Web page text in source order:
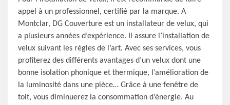
appel à un professionnel, certifié par la marque. A
Montclar, DG Couverture est un installateur de velux, qui
a plusieurs années d’expérience. Il assure l’installation de
velux suivant les règles de l’art. Avec ses services, vous
profiterez des différents avantages d’un velux dont une
bonne isolation phonique et thermique, l’amélioration de
la luminosité dans une pièce… Grâce à une fenêtre de
toit, vous diminuerez la consommation d’énergie. Au